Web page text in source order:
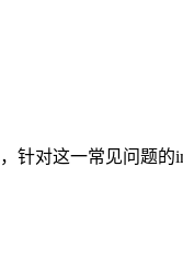
对这一常见问题